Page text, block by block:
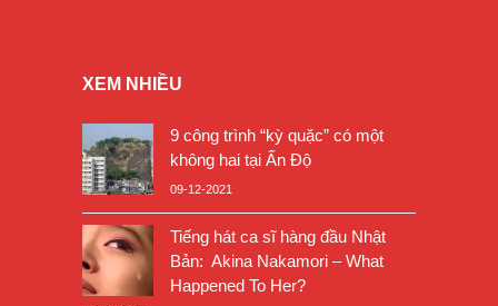
XEM NHIỀU
9 công trình “kỳ quặc” có một
không hai tại Ấn Độ
09-12-2021
Tiếng hát ca sĩ hàng đầu Nhật
Bản: Akina Nakamori – What
Happened To Her?